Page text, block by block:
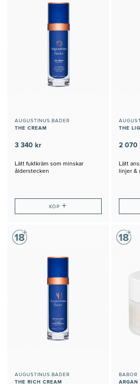
AUGUSTINUS.BADER
THE CREAM
3 340 kr
Lätt fuktkräm som minskar
ålderstecken
KÖP+
THE
2 070
Lätt
linjer &
AUGUSTINUS.BADER
THE RICH CREAM
BABOR
ARGAN